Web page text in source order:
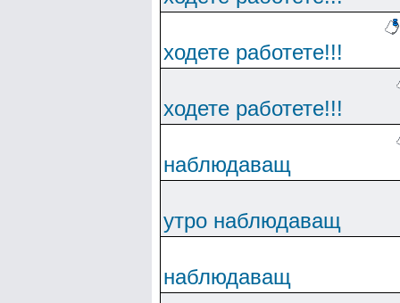
ходете работете!!!
ходете работете!!!
наблюдаващ
утро наблюдаващ
наблюдаващ